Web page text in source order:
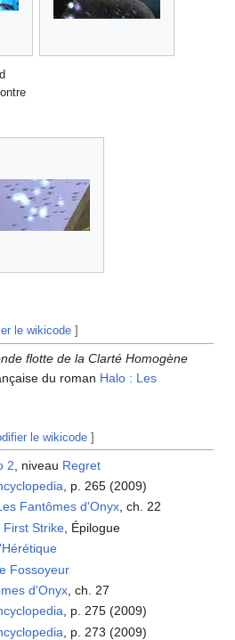
le wikicode ]
flotte de la Clarté Homogène
du roman Halo : Les
le wikicode ]
2 , niveau Regret
, p. 265 (2009)
Fantômes d'Onyx, ch. 22
First Strike, Épilogue
Fossoyeur
d'Onyx, ch. 27
, p. 275 (2009)
, p. 273 (2009)